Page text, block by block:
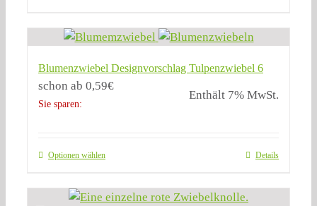
Blumenzwiebel Designvorschlag Tulpenzwiebel 6
schon ab 0,59€
Sie sparen:
Enthält 7% MwSt.
Optionen wählen Details